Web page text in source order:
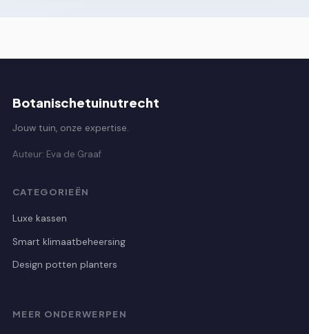
Botanischetuinutrecht
Jouw tuin, onze expertise.
Auteur: Eva de Graaf
CATEGORIEËN
Luxe kassen
Smart klimaatbeheersing
Design potten planters
MEER ONDERWERPEN